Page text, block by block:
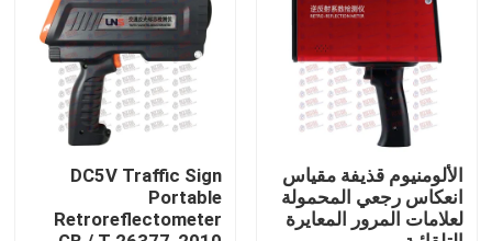
جولة في المعمل
ضبط الجودة
اتصل بنا
الألومنيوم قذيفة مقياس
انعكاس رجعي المحمولة
لعلامات المرور المعايرة
DC5V Traffic Sign
Portable
Retroreflectometer